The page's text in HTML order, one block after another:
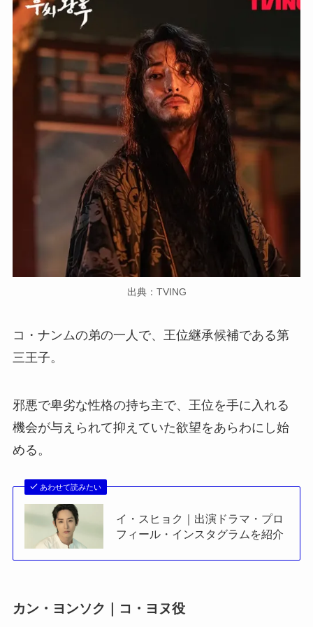
出典：TVING
コ・ナンムの弟の一人で、王位継承候補である第
三王子。
邪悪で卑劣な性格の持ち主で、王位を手に入れる
機会が与えられて抑えていた欲望をあらわにし始
める。
あわせて読みたい
イ・スヒョク｜出演ドラマ・プロ
フィール・インスタグラムを紹介
カン・ヨンソク｜コ・ヨヌ役